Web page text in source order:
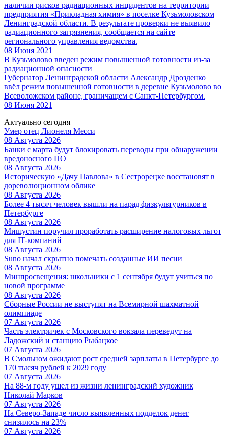
наличии рисков радиационных инцидентов на территории
предприятия «Прикладная химия» в поселке Кузьмоловском
Ленинградской области. В результате проверки не выявило
радиационного загрязнения, сообщается на сайте
регионального управления ведомства.
08 Июня 2021
В Кузьмолово введен режим повышенной готовности из-за
радиационной опасности
Губернатор Ленинградской области Александр Дрозденко
ввёл режим повышенной готовности в деревне Кузьмолово во
Всеволожском районе, граничащем с Санкт-Петербургом.
08 Июня 2021
Актуально сегодня
Умер отец Лионеля Месси
08 Августа 2026
Банки с марта будут блокировать переводы при обнаружении
вредоносного ПО
08 Августа 2026
Историческую «Дачу Павлова» в Сестрорецке восстановят в
дореволюционном облике
08 Августа 2026
Более 4 тысяч человек вышли на парад физкультурников в
Петербурге
08 Августа 2026
Мишустин поручил проработать расширение налоговых льгот
для IT-компаний
08 Августа 2026
Suno начал скрытно помечать созданные ИИ песни
08 Августа 2026
Минпросвещения: школьники с 1 сентября будут учиться по
новой программе
08 Августа 2026
Сборные России не выступят на Всемирной шахматной
олимпиаде
07 Августа 2026
Часть электричек с Московского вокзала переведут на
Ладожский и станцию Рыбацкое
07 Августа 2026
В Смольном ожидают рост средней зарплаты в Петербурге до
170 тысяч рублей к 2029 году
07 Августа 2026
На 88-м году ушел из жизни ленинградский художник
Николай Марков
07 Августа 2026
На Северо-Западе число выявленных подделок денег
снизилось на 23%
07 Августа 2026